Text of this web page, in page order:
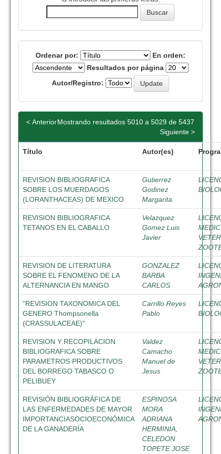
Ordenar por:
En orden:
Resultados por página
Autor/Registro:
Mostrando resultados 5010 a 5029 de 5437
< Anterior
Siguiente >
Título Autor(es)
REVISION BIBLIOGRAFICA
SOBRE LOS MUERDAGOS
(LORANTHACEAS) DE MEXICO
Gutierrez
Godinez
Margarita
REVISION BIBLIOGRAFICA
TETANOS EN EL CABALLO
Velazquez
Gomez Luis
Javier
REVISION DE LITERATURA
SOBRE EL FENOMENO DE LA
ALTERNANCIA EN MANGO
GONZALEZ
BARBA
CARLOS
"REVISION TAXONOMICA DEL
GENERO Thompsonella
(CRASSULACEAE)"
Carrillo Reyes
Pablo
REVISION Y RECOPILACION
BIBLIOGRAFICA SOBRE
PARAMETROS PRODUCTIVOS
DEL BORREGO TABASCO O
PELIBUEY
Valdez
Camacho
Manuel de
Jesus
REVISIÓN BIBLIOGRÁFICA DE
LAS ENFERMEDADES DE MAYOR
IMPORTANCIASOCIOECONÓMICA
DE LA GANADERÍA
ESPINOSA
MORA
ADRIANA
HERMINIA,
CELEDON
TOPETE JOSE